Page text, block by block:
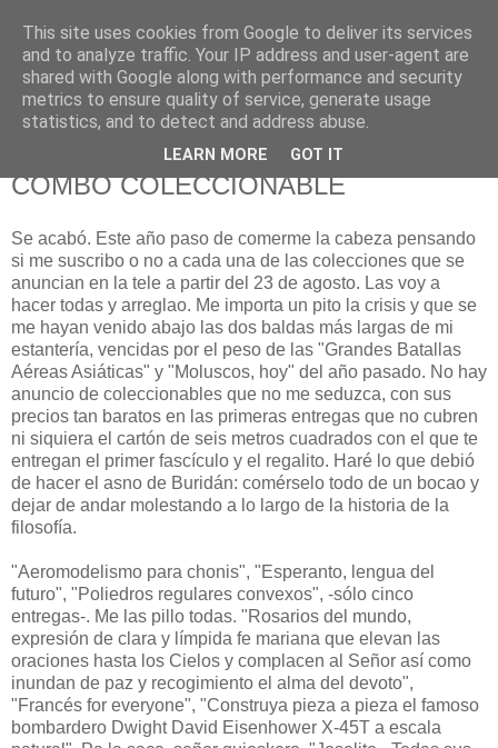
625 RANAS
LA TELEVISIÓN DESDE EL PUNTO DE VISTA BATRACIO
COMBO COLECCIONABLE
Se acabó. Este año paso de comerme la cabeza pensando
si me suscribo o no a cada una de las colecciones que se
anuncian en la tele a partir del 23 de agosto. Las voy a
hacer todas y arreglao. Me importa un pito la crisis y que se
me hayan venido abajo las dos baldas más largas de mi
estantería, vencidas por el peso de las "Grandes Batallas
Aéreas Asiáticas" y "Moluscos, hoy" del año pasado. No hay
anuncio de coleccionables que no me seduzca, con sus
precios tan baratos en las primeras entregas que no cubren
ni siquiera el cartón de seis metros cuadrados con el que te
entregan el primer fascículo y el regalito. Haré lo que debió
de hacer el asno de Buridán: comérselo todo de un bocao y
dejar de andar molestando a lo largo de la historia de la
filosofía.
"Aeromodelismo para chonis", "Esperanto, lengua del
futuro", "Poliedros regulares convexos", -sólo cinco
entregas-. Me las pillo todas. "Rosarios del mundo,
expresión de clara y límpida fe mariana que elevan las
oraciones hasta los Cielos y complacen al Señor así como
inundan de paz y recogimiento el alma del devoto",
"Francés for everyone", "Construya pieza a pieza el famoso
bombardero Dwight David Eisenhower X-45T a escala
This site uses cookies from Google to deliver its services
and to analyze traffic. Your IP address and user-agent are
shared with Google along with performance and security
metrics to ensure quality of service, generate usage
statistics, and to detect and address abuse.
LEARN MORE GOT IT